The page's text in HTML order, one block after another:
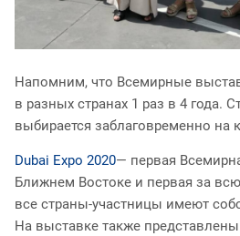
Напомним, что Всемирные
в разных странах 1 раз в 4 года.
выбирается заблаговременно на
Dubai Expo 2020— первая
Ближнем Востоке и первая за
все страны-участницы имеют
На выставке также